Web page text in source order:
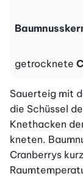
getrocknete
Sauerteig mit
die Schüssel
Knethacken
kneten.
Cranberrys